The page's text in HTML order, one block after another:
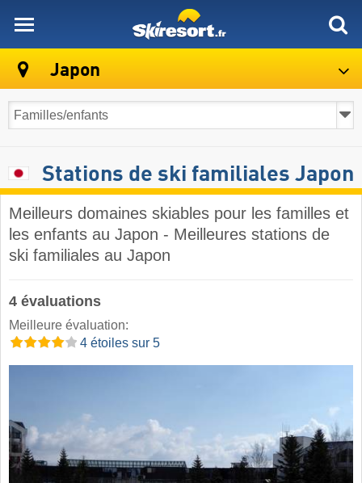
Japon
Stations de ski familiales Japon
Meilleurs domaines skiables pour les familles et
les enfants au Japon - Meilleures stations de
ski familiales au Japon
4 évaluations
Meilleure évaluation:
4 étoiles sur 5